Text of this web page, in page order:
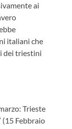
ai
italiani che
dei triestini
Trieste
(15 Febbraio